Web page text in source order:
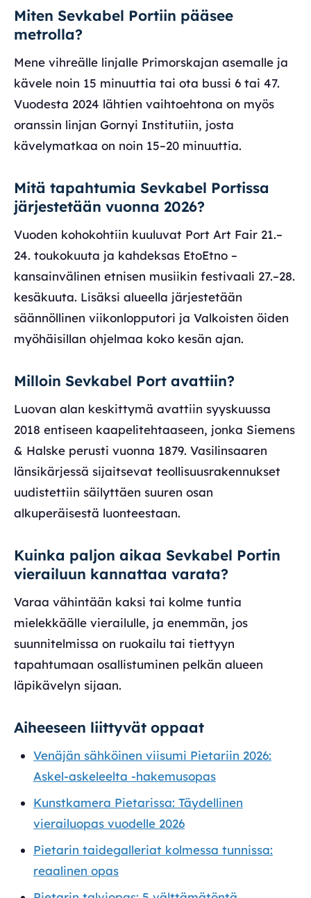
Miten Sevkabel Portiin pääsee
metrolla?
Mene vihreälle linjalle Primorskajan asemalle ja
kävele noin 15 minuuttia tai ota bussi 6 tai 47.
Vuodesta 2024 lähtien vaihtoehtona on myös
oranssin linjan Gornyi Institutiin, josta
kävelymatkaa on noin 15–20 minuuttia.
Mitä tapahtumia Sevkabel Portissa
järjestetään vuonna 2026?
Vuoden kohokohtiin kuuluvat Port Art Fair 21.–
24. toukokuuta ja kahdeksas EtoEtno –
kansainvälinen etnisen musiikin festivaali 27.–28.
kesäkuuta. Lisäksi alueella järjestetään
säännöllinen viikonlopputori ja Valkoisten öiden
myöhäisillan ohjelmaa koko kesän ajan.
Milloin Sevkabel Port avattiin?
Luovan alan keskittymä avattiin syyskuussa
2018 entiseen kaapelitehtaaseen, jonka Siemens
& Halske perusti vuonna 1879. Vasilinsaaren
länsikärjessä sijaitsevat teollisuusrakennukset
uudistettiin säilyttäen suuren osan
alkuperäisestä luonteestaan.
Kuinka paljon aikaa Sevkabel Portin
vierailuun kannattaa varata?
Varaa vähintään kaksi tai kolme tuntia
mielekkäälle vierailulle, ja enemmän, jos
suunnitelmissa on ruokailu tai tiettyyn
tapahtumaan osallistuminen pelkän alueen
läpikävelyn sijaan.
Aiheeseen liittyvät oppaat
Venäjän sähköinen viisumi Pietariin 2026:
Askel-askeleelta -hakemusopas
Kunstkamera Pietarissa: Täydellinen
vierailuopas vuodelle 2026
Pietarin taidegalleriat kolmessa tunnissa:
reaalinen opas